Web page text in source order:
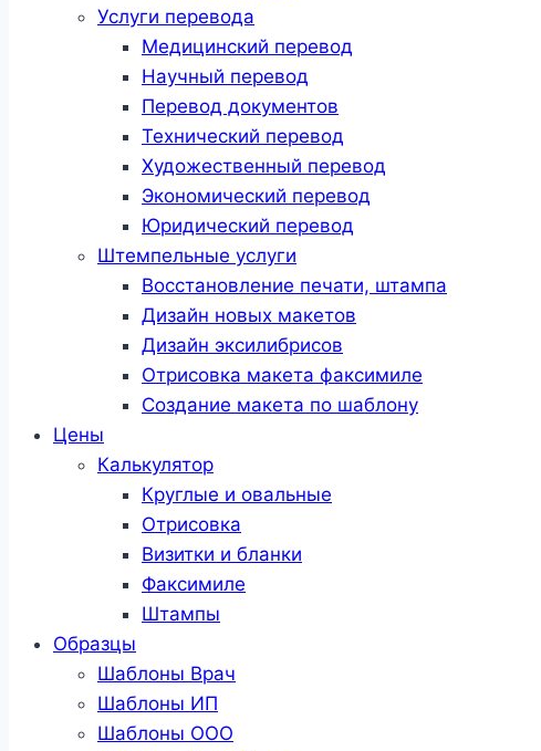
Услуги перевода
Медицинский перевод
Научный перевод
Перевод документов
Технический перевод
Художественный перевод
Экономический перевод
Юридический перевод
Штемпельные услуги
Восстановление печати, штампа
Дизайн новых макетов
Дизайн эксилибрисов
Отрисовка макета факсимиле
Создание макета по шаблону
Цены
Калькулятор
Круглые и овальные
Отрисовка
Визитки и бланки
Факсимиле
Штампы
Образцы
Шаблоны Врач
Шаблоны ИП
Шаблоны ООО